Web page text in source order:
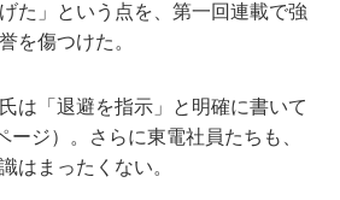
た」という点を、第一回連載で強
を傷つけた。
は「退避を指示」と明確に書いて
ージ）。さらに東電社員たちも、
はまったくない。